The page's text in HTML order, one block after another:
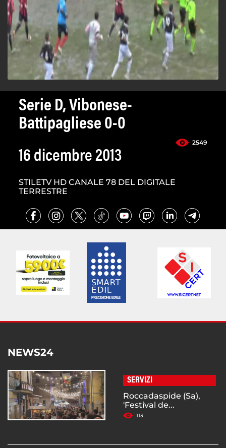
Serie D, Vibonese-
Battipagliese 0-0
2549
16 dicembre 2013
STILETV HD CANALE 78 DEL DIGITALE
TERRESTRE
NEWS24
SERVIZI
Roccadaspide (Sa),
'Festival de...
113